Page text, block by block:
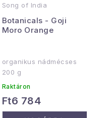
Song of India
Botanicals - Goji
Moro Orange
organikus nádmécses
200 g
Raktáron
Ft6 784